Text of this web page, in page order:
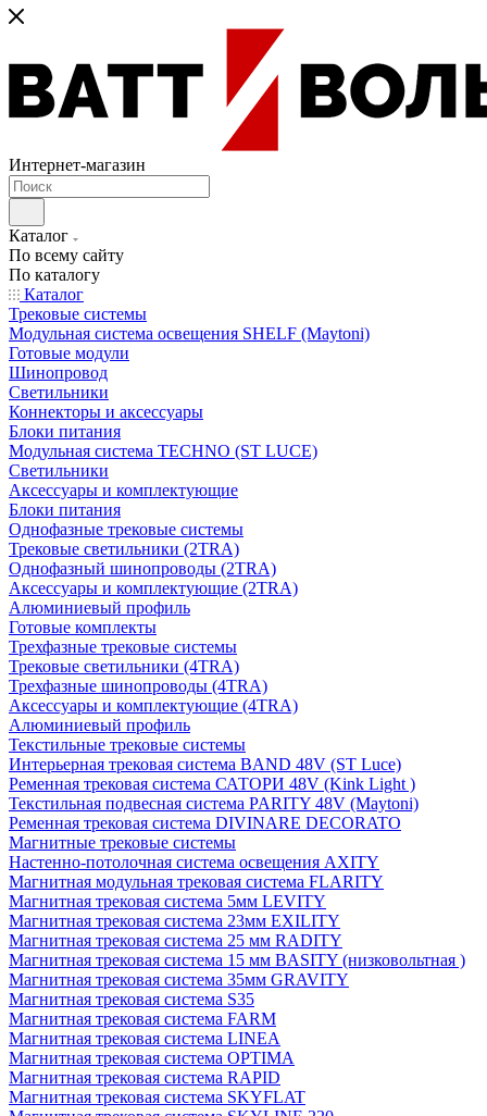
Интернет-магазин
Каталог
По всему сайту
По каталогу
Каталог
Трековые системы
Модульная система освещения SHELF (Maytoni)
Готовые модули
Шинопровод
Светильники
Коннекторы и аксессуары
Блоки питания
Модульная система TECHNO (ST LUCE)
Светильники
Аксессуары и комплектующие
Блоки питания
Однофазные трековые системы
Трековые светильники (2TRA)
Однофазный шинопроводы (2TRA)
Аксессуары и комплектующие (2TRA)
Алюминиевый профиль
Готовые комплекты
Трехфазные трековые системы
Трековые светильники (4TRA)
Трехфазные шинопроводы (4TRA)
Аксессуары и комплектующие (4TRA)
Алюминиевый профиль
Текстильные трековые системы
Интерьерная трековая система BAND 48V (ST Luce)
Ременная трековая система САТОРИ 48V (Kink Light )
Текстильная подвесная система PARITY 48V (Maytoni)
Ременная трековая система DIVINARE DECORATO
Магнитные трековые системы
Настенно-потолочная система освещения AXITY
Магнитная модульная трековая система FLARITY
Магнитная трековая система 5мм LEVITY
Магнитная трековая система 23мм EXILITY
Магнитная трековая система 25 мм RADITY
Магнитная трековая система 15 мм BASITY (низковольтная )
Магнитная трековая система 35мм GRAVITY
Магнитная трековая система S35
Магнитная трековая система FARM
Магнитная трековая система LINEA
Магнитная трековая система OPTIMA
Магнитная трековая система RAPID
Магнитная трековая система SKYFLAT